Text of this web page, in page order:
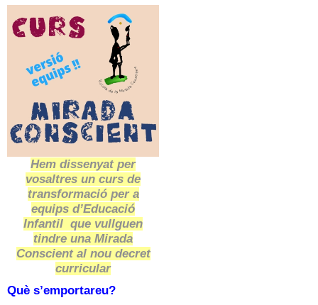
Hem dissenyat per
vosaltres un curs de
transformació per a
equips d’Educació
Infantil que vullguen
tindre una Mirada
Conscient al nou decret
curricular
Què s’emportareu?